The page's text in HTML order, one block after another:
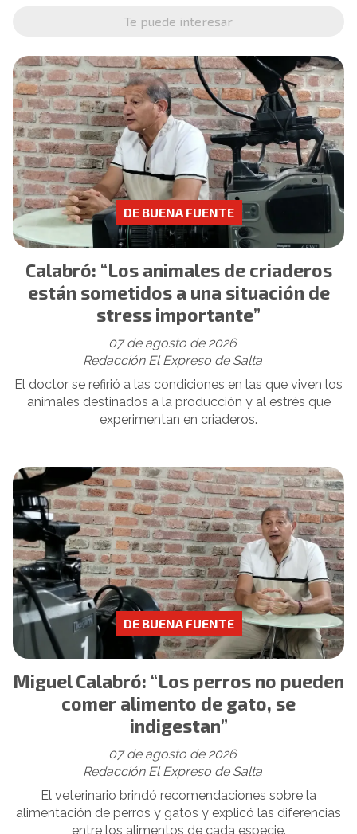
Te puede interesar
Calabró: “Los animales de criaderos
están sometidos a una situación de
stress importante”
Redacción El Expreso de Salta
DE BUENA FUENTE
07 de agosto de 2026
El doctor se refirió a las condiciones en las que viven los
animales destinados a la producción y al estrés que
experimentan en criaderos.
Miguel Calabró: “Los perros no pueden
comer alimento de gato, se
indigestan”
Redacción El Expreso de Salta
DE BUENA FUENTE
07 de agosto de 2026
El veterinario brindó recomendaciones sobre la
alimentación de perros y gatos y explicó las diferencias
entre los alimentos de cada especie.